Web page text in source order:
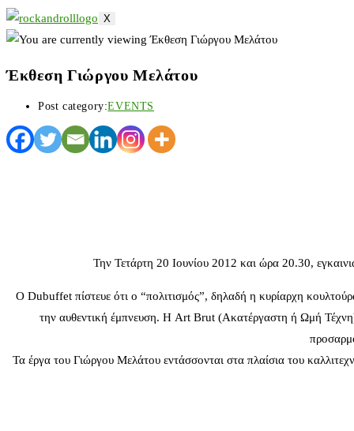
X
Έκθεση Γιώργου Μελάτου
Post category:EVENTS
Την Τετάρτη 20 Ιουνίου 2012 και ώρα 20.30,
Ο Dubuffet πίστευε ότι ο “πολιτισμός”, δηλαδή η κυρίαρχη
την αυθεντική έμπνευση. Η Art Brut (Ακατέργαστη ή Ωμή
Τα έργα του Γιώργου Μελάτου εντάσσονται στα πλαίσια του